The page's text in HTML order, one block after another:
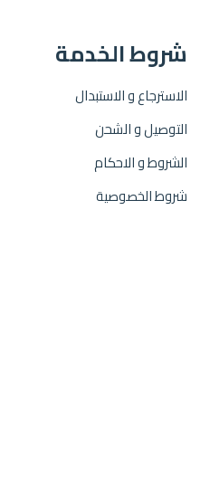
شروط الخدمة
الاسترجاع و الاستبدال
التوصيل و الشحن
الشروط و الاحكام
شروط الخصوصية